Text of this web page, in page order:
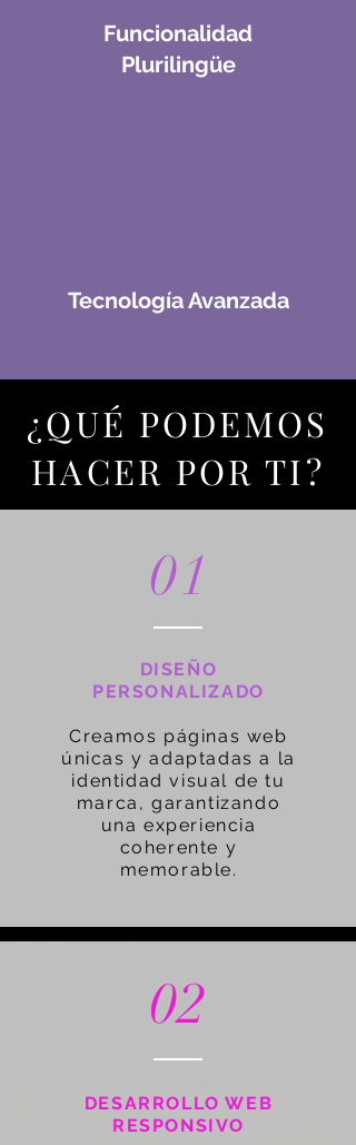
Funcionalidad
Plurilingüe
Tecnología Avanzada
¿QUÉ PODEMOS
HACER POR TI?
01
DISEÑO
PERSONALIZADO
Creamos páginas web
únicas y adaptadas a la
identidad visual de tu
marca, garantizando
una experiencia
coherente y
memorable.
02
DESARROLLO WEB
RESPONSIVO